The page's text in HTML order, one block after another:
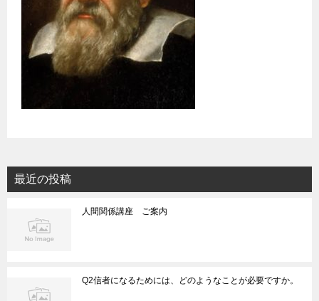
最近の投稿
人間関係講座 ご案内
Q2信者になるためには、どのようなことが必要ですか。